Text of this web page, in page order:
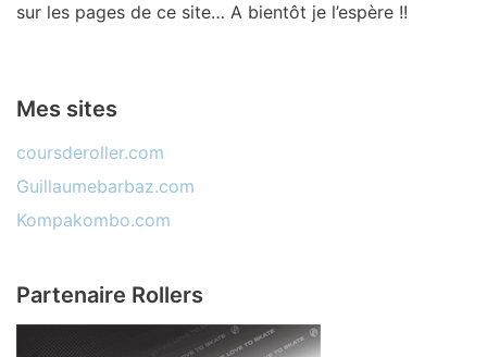
sur les pages de ce site… A bientôt je l’espère !!
Mes sites
coursderoller.com
Guillaumebarbaz.com
Kompakombo.com
Partenaire Rollers